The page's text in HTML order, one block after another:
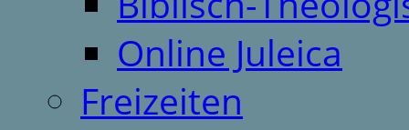
Online Juleica
Freizeiten